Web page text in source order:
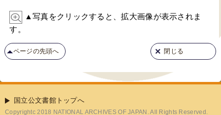
▲写真をクリックすると、拡大画像が表示されま
す。
ページの先頭へ 閉じる
国立公文書館トップへ
Copyrightc 2018 NATIONAL ARCHIVES OF JAPAN. All Rights Reserved.